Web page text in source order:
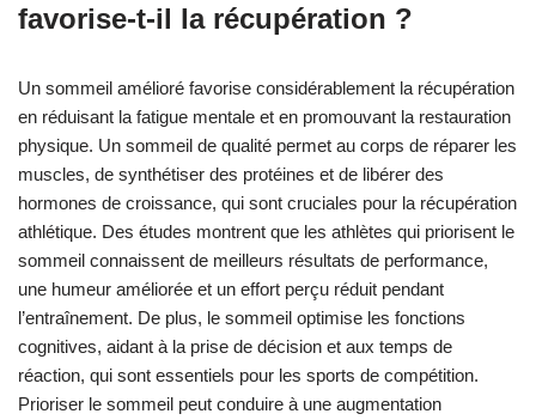
favorise-t-il la récupération ?
Un sommeil amélioré favorise considérablement la récupération
en réduisant la fatigue mentale et en promouvant la restauration
physique. Un sommeil de qualité permet au corps de réparer les
muscles, de synthétiser des protéines et de libérer des
hormones de croissance, qui sont cruciales pour la récupération
athlétique. Des études montrent que les athlètes qui priorisent le
sommeil connaissent de meilleurs résultats de performance,
une humeur améliorée et un effort perçu réduit pendant
l’entraînement. De plus, le sommeil optimise les fonctions
cognitives, aidant à la prise de décision et aux temps de
réaction, qui sont essentiels pour les sports de compétition.
Prioriser le sommeil peut conduire à une augmentation